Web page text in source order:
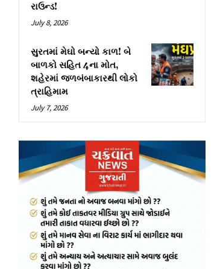
રાઉન્ડ!
July 8, 2026
સુરતમાં મેઘો બન્યો કાળ! બે
બાળકો સહિત 4ના મોત,
શહેરમાં જળબંબાકારથી લોકો
ત્રાહિમામ
July 7, 2026